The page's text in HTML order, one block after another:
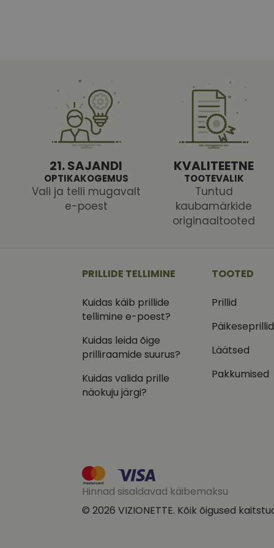
21. SAJANDI
OPTIKAKOGEMUS
Vali ja telli mugavalt
e-poest
KVALITEETNE
TOOTEVALIK
Tuntud
kaubamärkide
originaaltooted
PRILLIDE TELLIMINE
Kuidas käib prillide
tellimine e-poest?
Kuidas leida õige
prilliraamide suurus?
Kuidas valida prille
näokuju järgi?
TOOTED
Prillid
Päikeseprillid
Läätsed
Pakkumised
Hinnad sisaldavad käibemaksu
© 2026 VIZIONETTE. Kõik õigused
Nimi
shipping_country
CookieScriptConsent
csrftoken
_ga_VQ82NFQ41G
test_cookie
Inc.